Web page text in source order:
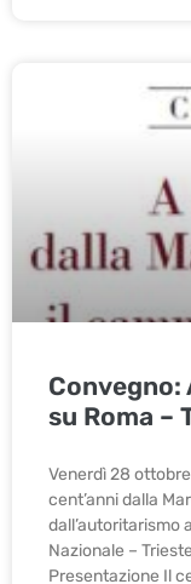
Convegno:
su Roma –
Venerdì 28
cent’anni dalla
dall’autoritarismo
Nazionale –
Presentazione Il